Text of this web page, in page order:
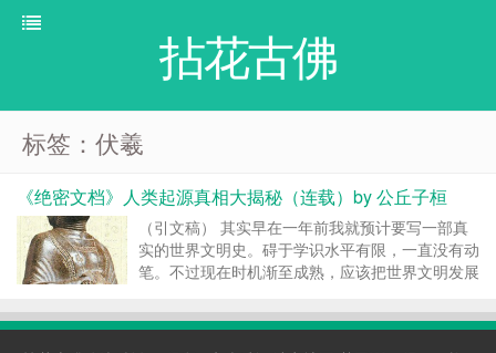
拈花古佛
标签：伏羲
《绝密文档》人类起源真相大揭秘（连载）by 公丘子桓
（引文稿） 其实早在一年前我就预计要写一部真
实的世界文明史。碍于学识水平有限，一直没有动
笔。不过现在时机渐至成熟，应该把世界文明发展
源，人类文明起源，古代世界文明之间的关系和发